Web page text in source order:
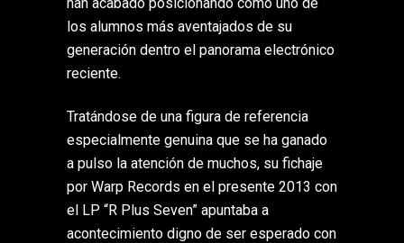
los alumnos más aventajados de su
generación dentro el panorama electrónico
reciente.
Tratándose de una figura de referencia
especialmente genuina que se ha ganado
a pulso la atención de muchos, su fichaje
por Warp Records en el presente 2013 con
el LP “R Plus Seven” apuntaba a
acontecimiento digno de ser esperado con